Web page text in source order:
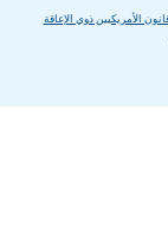
الأمريكيين ذوي الإعاقة